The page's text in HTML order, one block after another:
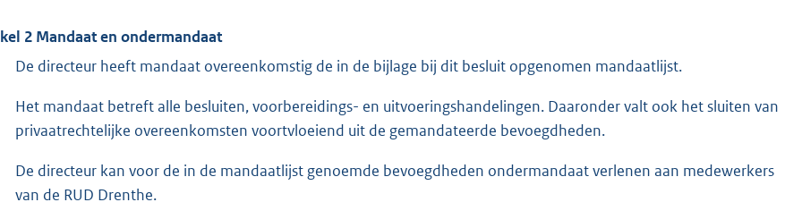
2 Mandaat en ondermandaat
De directeur heeft mandaat overeenkomstig de in de bijlage bij dit besluit opgenomen mandaatlijst.
Het mandaat betreft alle besluiten, voorbereidings- en uitvoeringshandelingen. Daaronder valt ook het sluiten van
privaatrechtelijke overeenkomsten voortvloeiend uit de gemandateerde bevoegdheden.
De directeur kan voor de in de mandaatlijst genoemde bevoegdheden ondermandaat verlenen aan medewerkers
van de RUD Drenthe.